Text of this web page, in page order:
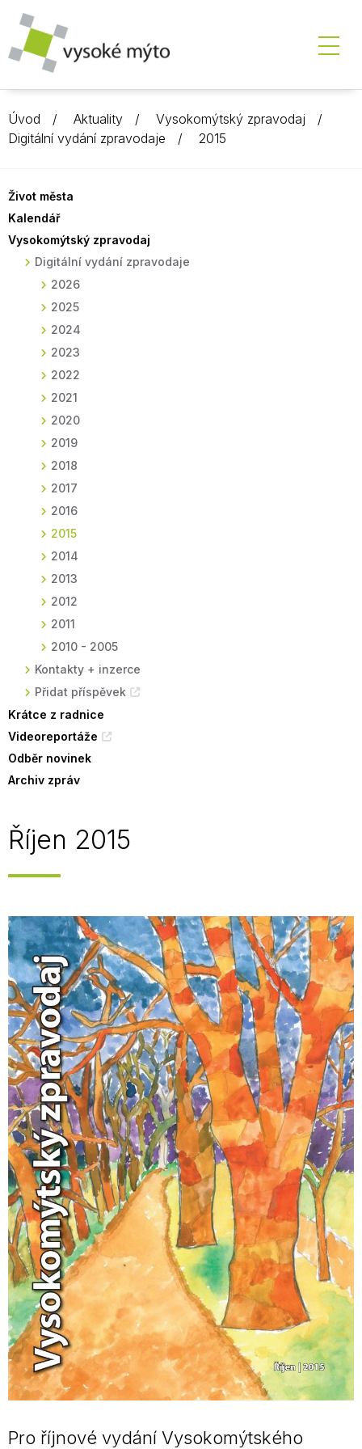
Úvod Aktuality
Vysokomýtský zpravodaj
Digitální vydání zpravodaje
2015
Život města
Kalendář
Vysokomýtský zpravodaj
Digitální vydání zpravodaje
2026
2025
2024
2023
2022
2021
2020
2019
2018
2017
2016
2015
2014
2013
2012
2011
2010 - 2005
Kontakty + inzerce
Přidat příspěvek
Krátce z radnice
Videoreportáže
Odběr novinek
Archiv zpráv
Říjen 2015
Pro říjnové vydání Vysokomýtského